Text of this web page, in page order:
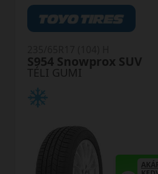
TÉLI GUMI
S954 Snowprox SUV